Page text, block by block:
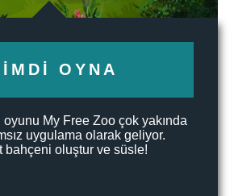
OYNA
oyunu My Free Zoo çok yakında
uygulama olarak geliyor.
bahçeni oluştur ve süsle!